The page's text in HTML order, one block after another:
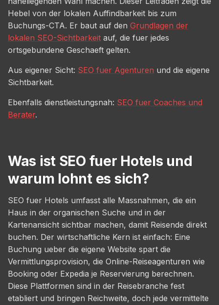
Hebel von der lokalen Auffindbarkeit bis zum
Buchungs-CTA. Er baut auf den Grundlagen der
lokalen SEO-Sichtbarkeit auf, die fuer jedes
ortsgebundene Geschaeft gelten.
Aus eigener Sicht: SEO fuer Agenturen und die eigene
Sichtbarkeit.
Ebenfalls dienstleistungsnah: SEO fuer Coaches und
Berater.
Was ist SEO fuer Hotels und
warum lohnt es sich?
SEO fuer Hotels umfasst alle Massnahmen, die ein
Haus in der organischen Suche und in der
Kartenansicht sichtbar machen, damit Reisende direkt
buchen. Der wirtschaftliche Kern ist einfach: Eine
Buchung ueber die eigene Website spart die
Vermittlungsprovision, die Online-Reiseagenturen wie
Booking oder Expedia je Reservierung berechnen.
Diese Plattformen sind in der Reisebranche fest
etabliert und bringen Reichweite, doch jede vermittelte